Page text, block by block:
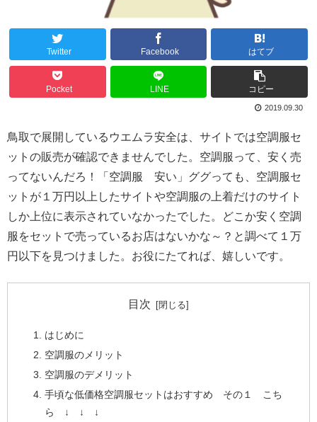
Twitter Facebook はてブ
Pocket LINE コピー
2019.09.30
鳥取で展開しているウエムラ安全は、サイトでは空調服セ
ットの販売が確認できませんでした。空調服って、安く売
ってないんだろ！「空調服 安い」ググっても、空調服セ
ットが１万円以上したサイトや空調服の上着だけのサイト
しか上位に表示されていなかったでした。どこか安く空調
服をセットで売っているお店はないかな～？と調べて１万
円以下を見つけました。お役にたてれば、嬉しいです。
目次
はじめに
空調服のメリット
空調服のデメリット
手頃な低価格空調服セットはおすすめ その１ こち
ら ↓ ↓ ↓